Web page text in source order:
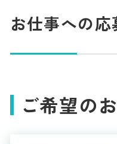
お仕事への
ご希望の